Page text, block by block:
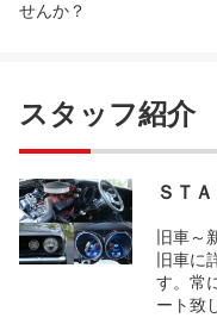
せんか？
スタッフ紹介
ＳＴ
旧車～
旧車に
す。常
ート致